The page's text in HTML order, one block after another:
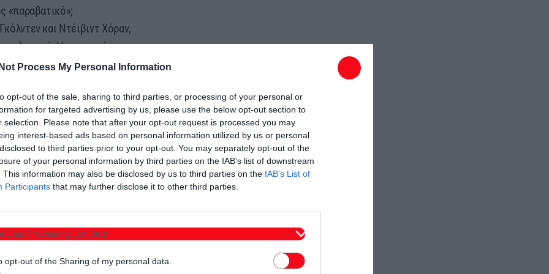
Process My Personal Information
opt-out of the sale, sharing to third parties, or processing of your personal or
for targeted advertising by us, please use the below opt-out section to
selection. Please note that after your opt-out request is processed you may
interest-based ads based on personal information utilized by us or personal
to third parties prior to your opt-out. You may separately opt-out of the
of your personal information by third parties on the IAB’s list of downstream
This information may also be disclosed by us to third parties on the IAB’s List of
Participants that may further disclose it to other third parties.
Data Processing Opt Outs
opt-out of the Sharing of my personal data.
«παραβατικό»;
και Ντέιβιντ Χόραν,
Η αντιμετώπιση της
από «τεχνικούς
από κοινού αποφάσεις για να
κυριολεκτικά και
του εκπαιδευτικού
να βρίσκονται «εν τάξει»,
τους έχουν γερά θεμέλια.